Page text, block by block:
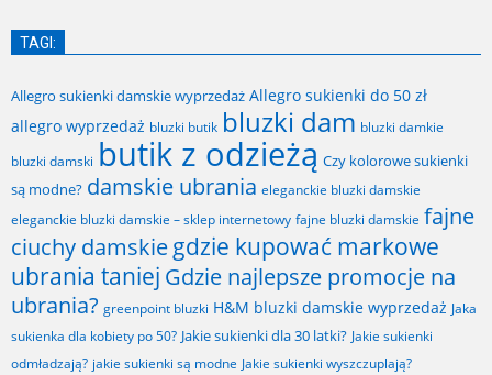
TAGI:
Allegro sukienki damskie wyprzedaż Allegro sukienki do 50 zł
allegro wyprzedaż bluzki butik bluzki dam bluzki damkie
bluzki damski butik z odzieżą Czy kolorowe sukienki
są modne? damskie ubrania eleganckie bluzki damskie
eleganckie bluzki damskie – sklep internetowy fajne bluzki damskie fajne
ciuchy damskiegdzie kupować markowe
ubrania taniej Gdzie najlepsze promocje na
ubrania? greenpoint bluzki H&M bluzki damskie wyprzedaż Jaka
sukienka dla kobiety po 50? Jakie sukienki dla 30 latki? Jakie sukienki
odmładzają? jakie sukienki są modne Jakie sukienki wyszczuplają?